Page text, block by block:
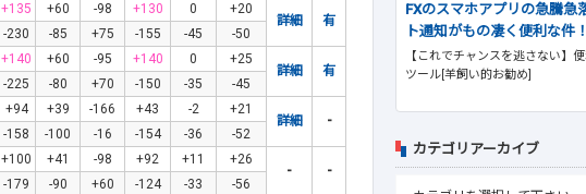
+135 +60 -98 +130 0 +20
詳細
有
-230
-85 +75 -155 -45
-50
+140 +60 -95 +140 0 +25
詳細
有
-225
-80 +70 -150 -35 -45
+94 +39 -166 +43 -2 +21
詳細
-
-158
-100 -16 -154 -36 -52
+100 +41 -98 +92 +11 +26
-
-
-179
-90 +60 -124 -33 -56
FXのスマホアプリの急騰急
ト通知がもの凄く便利な件！
【これでチャンスを逃さない】
ツール[羊飼い的お勧め]
カテゴリアーカイブ